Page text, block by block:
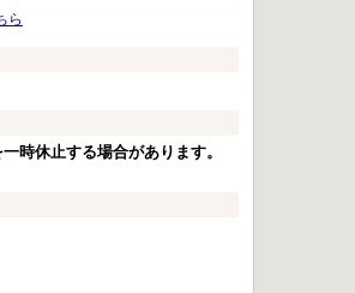
ら
時休止する場合があります。